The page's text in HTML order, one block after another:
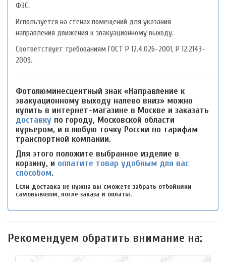
ФЭС.
Используется на стенах помещений для указания
направления движения к эвакуационному выходу.
Соответствует требованиям ГОСТ P 12.4.026-2001, P 12.2143-
2009.
Фотолюминесцентный знак «Направление к
эвакуационному выходу налево вниз» можно
купить в интернет-магазине в Москве и заказать
доставку по городу, Московской области
курьером, и в любую точку России по тарифам
транспортной компании.
Для этого положите выбранное изделие в
корзину, и оплатите товар удобным для вас
способом.
Если доставка не нужна вы сможете забрать отбойники
самовывозом, после заказа и оплаты.
Рекомендуем обратить внимание на: